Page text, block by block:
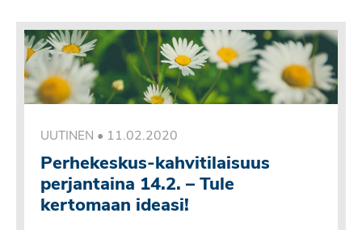
UUTINEN • 11.02.2020
Perhekeskus-kahvitilaisuus
perjantaina 14.2. – Tule
kertomaan ideasi!